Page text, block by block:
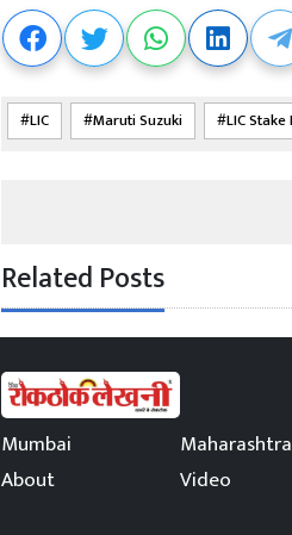
LIC Maruti Suzuki LIC
Related Posts
Mumbai Maharashtra
About
Video